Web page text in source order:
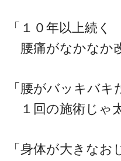
「１０年以上続く
腰痛がなかなか
「腰がバッキバキ
１回の施術じゃ
「身体が大きなお